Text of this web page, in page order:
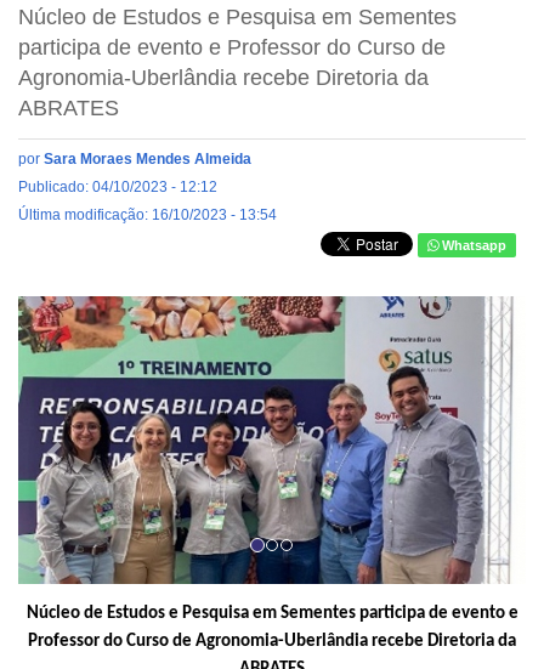
Núcleo de Estudos e Pesquisa em Sementes
participa de evento e Professor do Curso de
Agronomia-Uberlândia recebe Diretoria da
ABRATES
por Sara Moraes Mendes Almeida
Publicado: 04/10/2023 - 12:12
Última modificação: 16/10/2023 - 13:54
Whatsapp
Previous Next
Núcleo de Estudos e Pesquisa em Sementes participa de evento e
Professor do Curso de Agronomia-Uberlândia recebe Diretoria da